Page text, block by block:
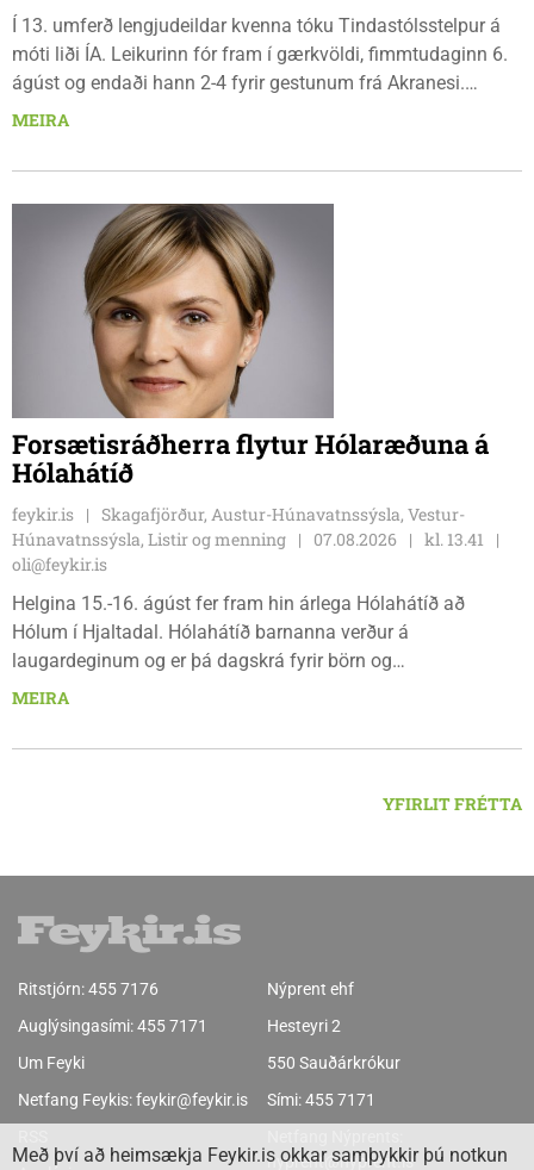
Í 13. umferð lengjudeildar kvenna tóku Tindastólsstelpur á
móti liði ÍA. Leikurinn fór fram í gærkvöldi, fimmtudaginn 6.
ágúst og endaði hann 2-4 fyrir gestunum frá Akranesi.
Tindastólsliðið frumsýndi tvo nýja leikmenn en þær dönsku
tvíburar.
MEIRA
Forsætisráðherra flytur Hólaræðuna á
Hólahátíð
feykir.is
Skagafjörður, Austur-Húnavatnssýsla, Vestur-
Húnavatnssýsla, Listir og menning
07.08.2026
kl. 13.41
oli@feykir.is
Helgina 15.-16. ágúst fer fram hin árlega Hólahátíð að
Hólum í Hjaltadal. Hólahátíð barnanna verður á
laugardeginum og er þá dagskrá fyrir börn og
fjölskyldur.Lydía Einarsdóttir svæðisstjóri æskulýðsmála og
MEIRA
YFIRLIT FRÉTTA
Ritstjórn:455 7176
Auglýsingasími:455 7171
Um Feyki
Netfang Feykis:feykir@feykir.is
Nýprent ehf
Hesteyri 2
550 Sauðárkrókur
Sími:455 7171
nyprent@nyprent.is
Með því að heimsækja Feykir.is okkar samþykkir þú notkun